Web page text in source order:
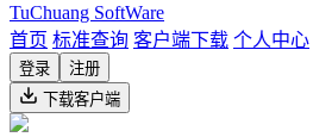
TuChuang SoftWare
首页 标准查询 客户端下载 个人中心
登录
注册
下载客户端